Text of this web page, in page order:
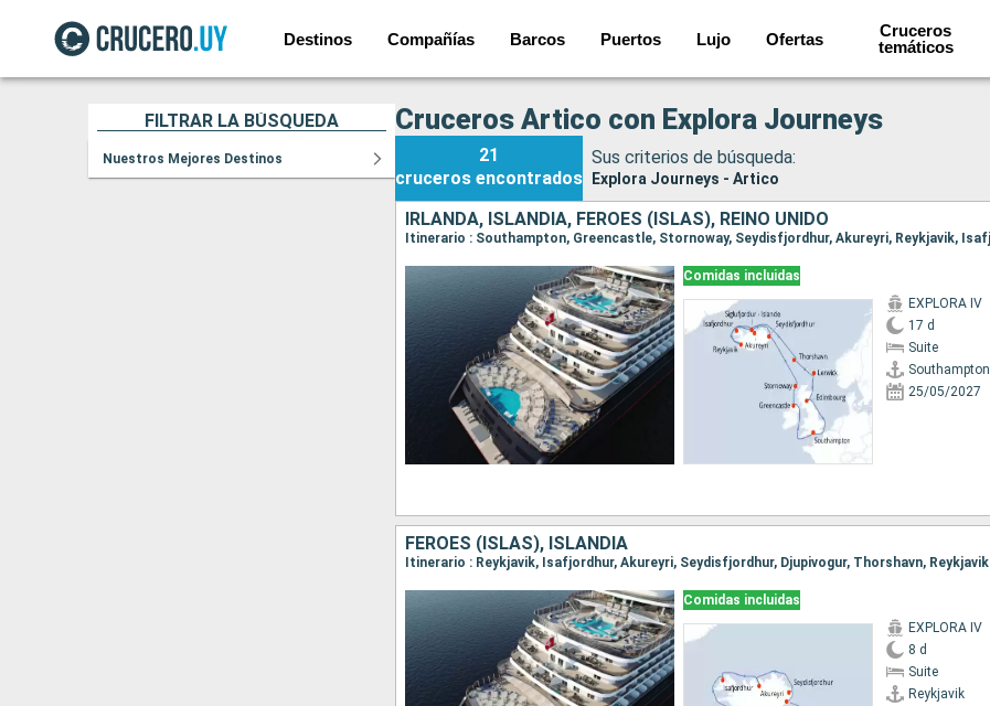
Destinos Compañías Barcos Puertos Lujo Ofertas
Cruceros
temáticos
FILTRAR LA BÚSQUEDA
Nuestros Mejores Destinos
Cruceros Artico con Explora Journeys
21
cruceros encontrados
Sus criterios de búsqueda:
Explora Journeys - Artico
IRLANDA, ISLANDIA, FÉROES (ISLAS), REINO UNIDO
Comidas incluidas
EXPLORA IV
17 d
Suite
Southampton
25/05/2027
FÉROES (ISLAS), ISLANDIA
Itinerario : Reykjavik, Isafjordhur, Akureyri, Seydisfjordhur, Djupivogur, Thorshavn, Reykjavik
Comidas incluidas
EXPLORA IV
8 d
Suite
Reykjavik